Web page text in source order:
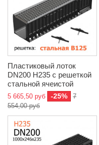
Пластиковый лоток
DN200 H235 с решеткой
стальной ячеистой
5 665,50 руб -25%
7
554,00 руб